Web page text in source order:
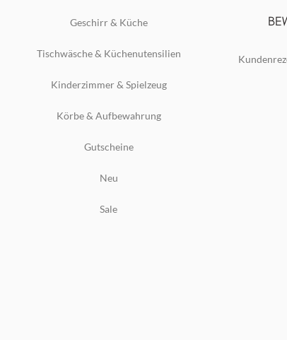
Geschirr & Küche
Tischwäsche & Küchenutensilien
Kinderzimmer & Spielzeug
Körbe & Aufbewahrung
Gutscheine
Neu
Sale